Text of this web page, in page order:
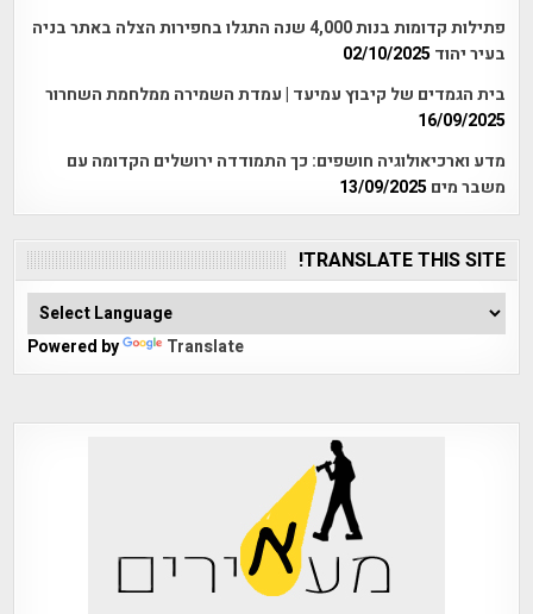
פתילות קדומות בנות 4,000 שנה התגלו בחפירות הצלה באתר בניה
בעיר יהוד 02/10/2025
בית הגמדים של קיבוץ עמיעד | עמדת השמירה ממלחמת השחרור
16/09/2025
מדע וארכיאולוגיה חושפים: כך התמודדה ירושלים הקדומה עם
משבר מים 13/09/2025
TRANSLATE THIS SITE!
Powered by Translate